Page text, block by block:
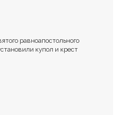
равноапостольного
купол и крест